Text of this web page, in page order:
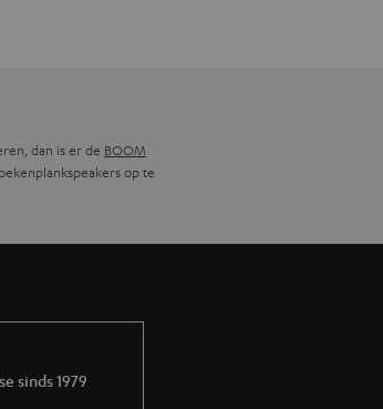
dan is er de BOOM
op te
sinds 1979